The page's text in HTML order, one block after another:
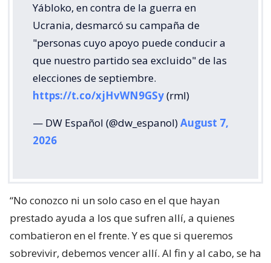
Yábloko, en contra de la guerra en
Ucrania, desmarcó su campaña de
"personas cuyo apoyo puede conducir a
que nuestro partido sea excluido" de las
elecciones de septiembre.
https://t.co/xjHvWN9GSy(rml)
— DW Español (@dw_espanol)August 7,
2026
“No conozco ni un solo caso en el que hayan
prestado ayuda a los que sufren allí, a quienes
combatieron en el frente. Y es que si queremos
sobrevivir, debemos vencer allí. Al fin y al cabo, se ha